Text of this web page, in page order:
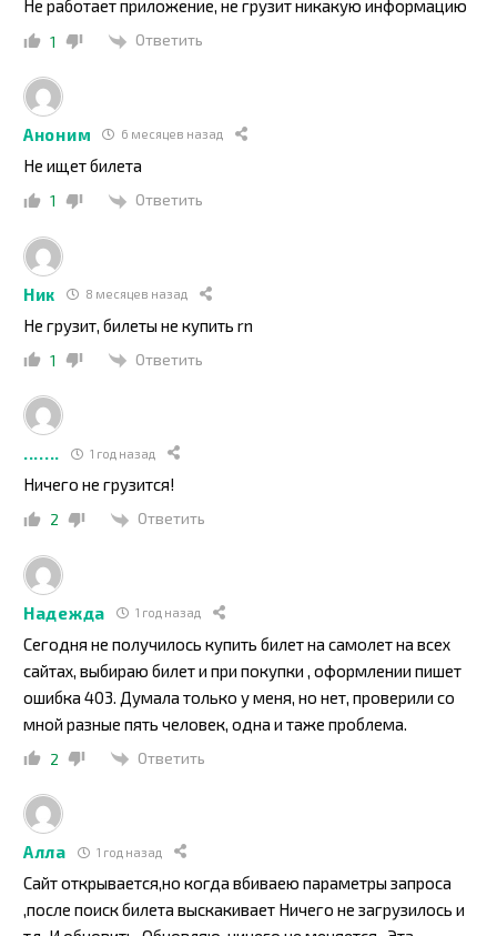
Не работает приложение, не грузит никакую информацию
1 Ответить
Аноним 6 месяцев назад
Не ищет билета
1 Ответить
Ник 8 месяцев назад
Не грузит, билеты не купить rn
1 Ответить
....... 1 год назад
Ничего не грузится!
2 Ответить
Надежда 1 год назад
Сегодня не получилось купить билет на самолет на всех
сайтах, выбираю билет и при покупки , оформлении пишет
ошибка 403. Думала только у меня, но нет, проверили со
мной разные пять человек, одна и таже проблема.
2 Ответить
Алла 1 год назад
Сайт открывается,но когда вбиваею параметры запроса
,после поиск билета выскакивает Ничего не загрузилось и